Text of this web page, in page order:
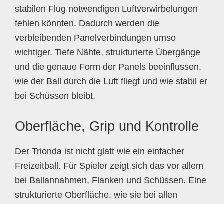
stabilen Flug notwendigen Luftverwirbelungen
fehlen könnten. Dadurch werden die
verbleibenden Panelverbindungen umso
wichtiger. Tiefe Nähte, strukturierte Übergänge
und die genaue Form der Panels beeinflussen,
wie der Ball durch die Luft fliegt und wie stabil er
bei Schüssen bleibt.
Oberfläche, Grip und Kontrolle
Der Trionda ist nicht glatt wie ein einfacher
Freizeitball. Für Spieler zeigt sich das vor allem
bei Ballannahmen, Flanken und Schüssen. Eine
strukturierte Oberfläche, wie sie bei allen